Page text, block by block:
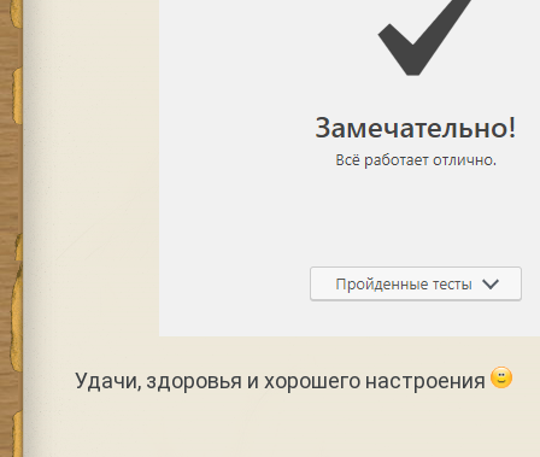
Удачи, здоровья и хорошего настроения